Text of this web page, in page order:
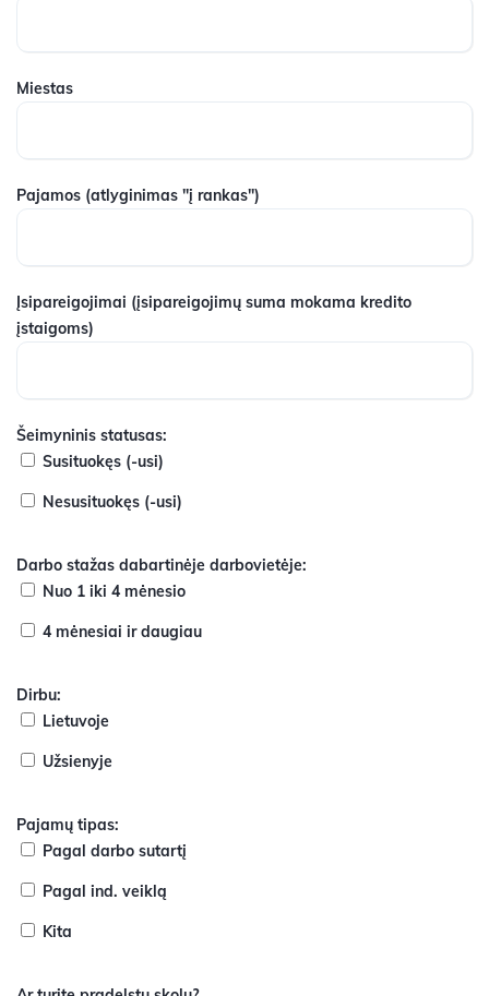
Miestas
Pajamos (atlyginimas "į rankas")
Įsipareigojimai (įsipareigojimų suma mokama kredito
įstaigoms)
Šeimyninis statusas:
Susituokęs (-usi)
Nesusituokęs (-usi)
Darbo stažas dabartinėje darbovietėje:
Nuo 1 iki 4 mėnesio
4 mėnesiai ir daugiau
Dirbu:
Lietuvoje
Užsienyje
Pajamų tipas:
Pagal darbo sutartį
Pagal ind. veiklą
Kita